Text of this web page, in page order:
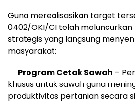
Guna merealisasikan target
0402/OKI/OI telah
strategis yang langsung
masyarakat:
🔹 Program Cetak Sawah –
khusus untuk sawah guna
produktivitas pertanian secara